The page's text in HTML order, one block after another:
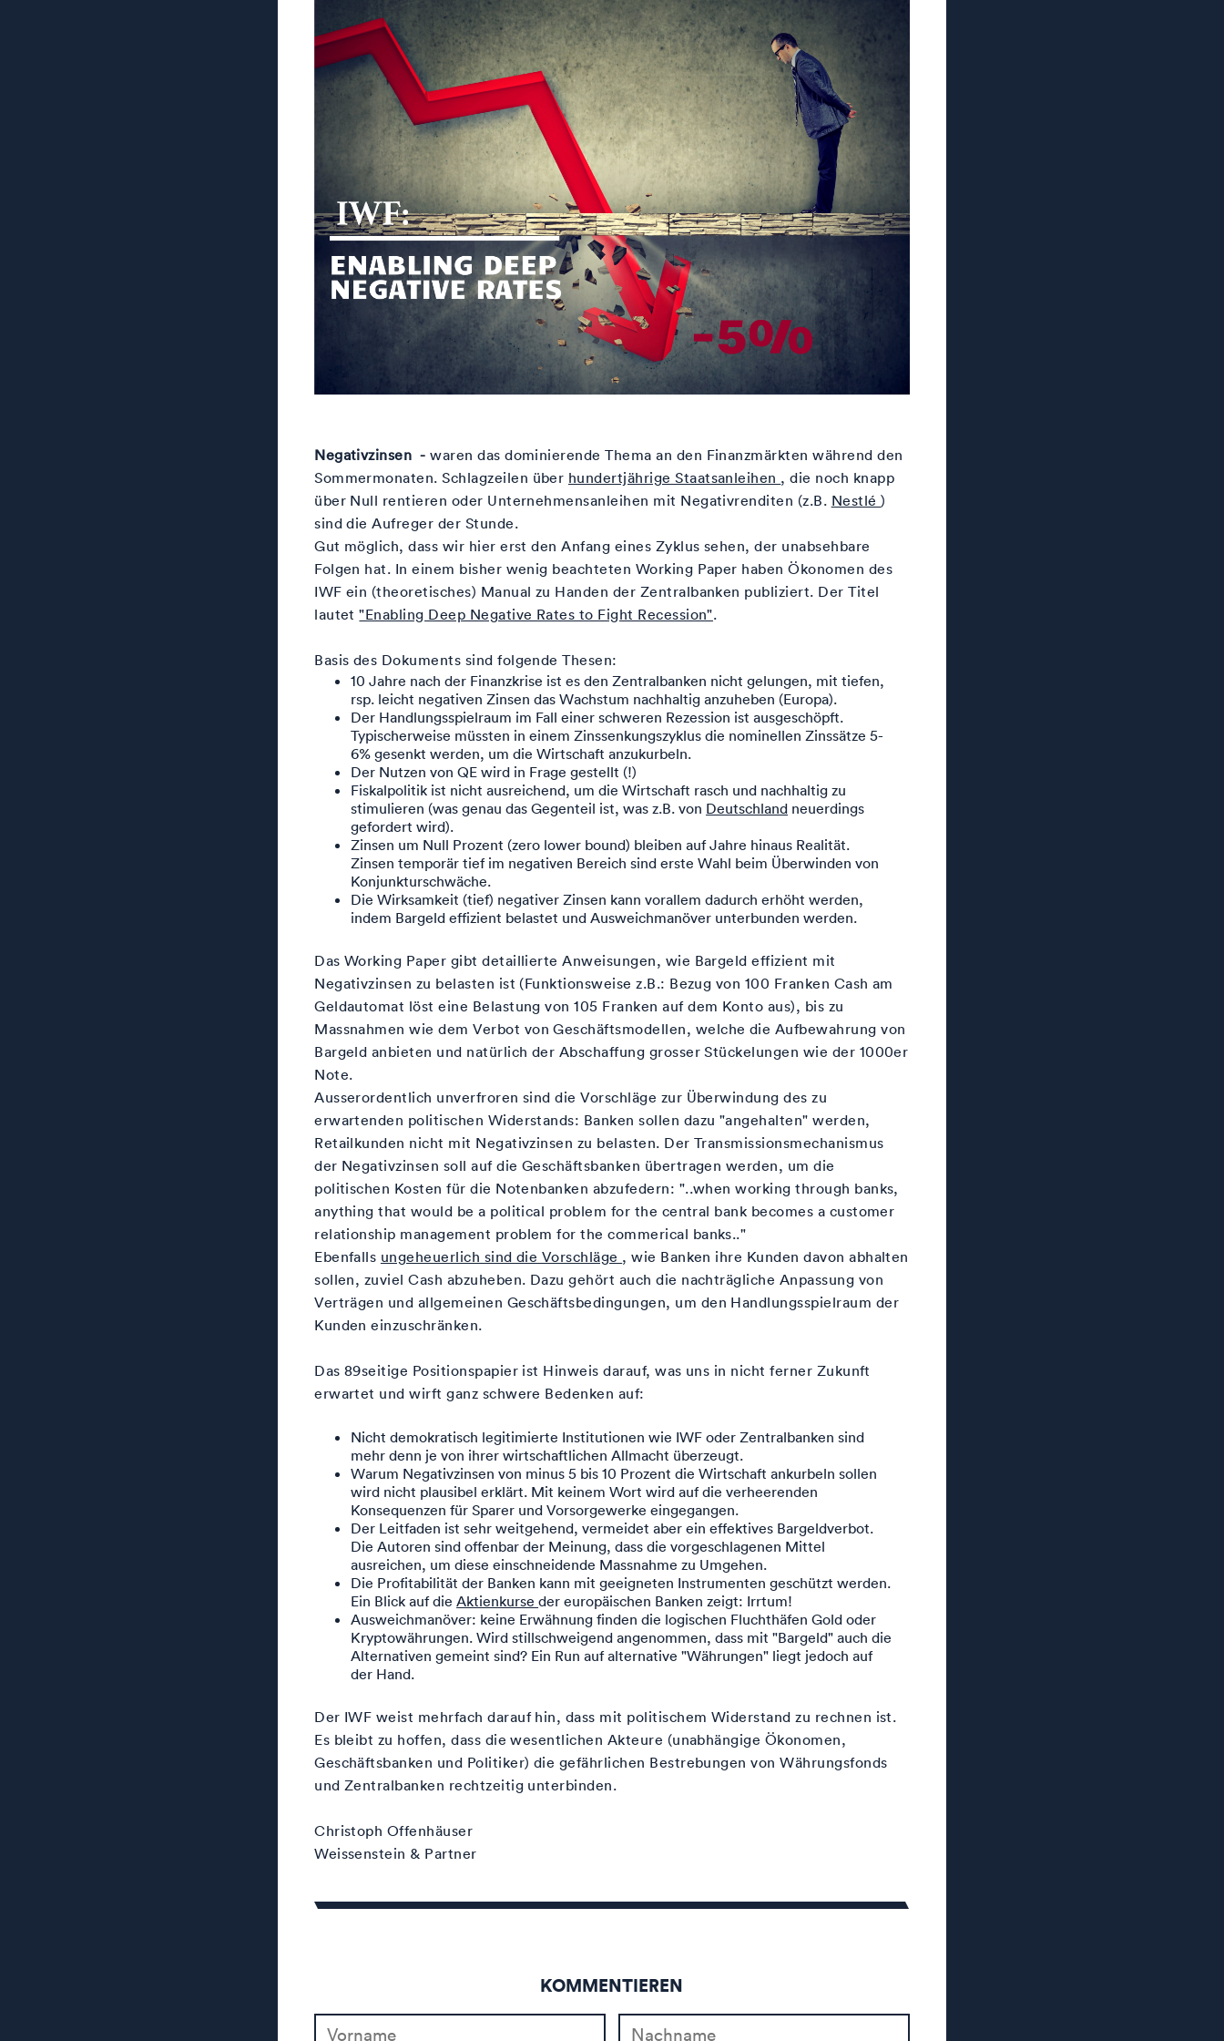
Negativzinsen - waren das dominierende Thema an den Finanzmärkten während den
Sommermonaten. Schlagzeilen über hundertjährige Staatsanleihen , die noch knapp
über Null rentieren oder Unternehmensanleihen mit Negativrenditen (z.B. Nestlé)
sind die Aufreger der Stunde.
Gut möglich, dass wir hier erst den Anfang eines Zyklus sehen, der unabsehbare
Folgen hat. In einem bisher wenig beachteten Working Paper haben Ökonomen des
IWF ein (theoretisches) Manual zu Handen der Zentralbanken publiziert. Der Titel
lautet"Enabling Deep Negative Rates to Fight Recession".
Basis des Dokuments sind folgende Thesen:
10 Jahre nach der Finanzkrise ist es den Zentralbanken nicht gelungen, mit tiefen,
rsp. leicht negativen Zinsen das Wachstum nachhaltig anzuheben (Europa).
Der Handlungsspielraum im Fall einer schweren Rezession ist ausgeschöpft.
Typischerweise müssten in einem Zinssenkungszyklus die nominellen Zinssätze 5-
6% gesenkt werden, um die Wirtschaft anzukurbeln.
Der Nutzen von QE wird in Frage gestellt (!)
Fiskalpolitik ist nicht ausreichend, um die Wirtschaft rasch und nachhaltig zu
stimulieren (was genau das Gegenteil ist, was z.B. von Deutschland neuerdings
gefordert wird).
Zinsen um Null Prozent (zero lower bound) bleiben auf Jahre hinaus Realität.
Zinsen temporär tief im negativen Bereich sind erste Wahl beim Überwinden von
Konjunkturschwäche.
Die Wirksamkeit (tief) negativer Zinsen kann vorallem dadurch erhöht werden,
indem Bargeld effizient belastet und Ausweichmanöver unterbunden werden.
Das Working Paper gibt detaillierte Anweisungen, wie Bargeld effizient mit
Negativzinsen zu belasten ist (Funktionsweise z.B.: Bezug von 100 Franken Cash am
Geldautomat löst eine Belastung von 105 Franken auf dem Konto aus), bis zu
Massnahmen wie dem Verbot von Geschäftsmodellen, welche die Aufbewahrung von
Bargeld anbieten und natürlich der Abschaffung grosser Stückelungen wie der 1000er
Note.
Ausserordentlich unverfroren sind die Vorschläge zur Überwindung des zu
erwartenden politischen Widerstands: Banken sollen dazu "angehalten" werden,
Retailkunden nicht mit Negativzinsen zu belasten. Der Transmissionsmechanismus
der Negativzinsen soll auf die Geschäftsbanken übertragen werden, um die
politischen Kosten für die Notenbanken abzufedern: "..when working through banks,
anything that would be a political problem for the central bank becomes a customer
relationship management problem for the commerical banks.."
Ebenfalls ungeheuerlich sind die Vorschläge , wie Banken ihre Kunden davon abhalten
sollen, zuviel Cash abzuheben. Dazu gehört auch die nachträgliche Anpassung von
Verträgen und allgemeinen Geschäftsbedingungen, um den Handlungsspielraum der
Kunden einzuschränken.
Das 89seitige Positionspapier ist Hinweis darauf, was uns in nicht ferner Zukunft
erwartet und wirft ganz schwere Bedenken auf:
Nicht demokratisch legitimierte Institutionen wie IWF oder Zentralbanken sind
mehr denn je von ihrer wirtschaftlichen Allmacht überzeugt.
Warum Negativzinsen von minus 5 bis 10 Prozent die Wirtschaft ankurbeln sollen
wird nicht plausibel erklärt. Mit keinem Wort wird auf die verheerenden
Konsequenzen für Sparer und Vorsorgewerke eingegangen.
Der Leitfaden ist sehr weitgehend, vermeidet aber ein effektives Bargeldverbot.
Die Autoren sind offenbar der Meinung, dass die vorgeschlagenen Mittel
ausreichen, um diese einschneidende Massnahme zu Umgehen.
Die Profitabilität der Banken kann mit geeigneten Instrumenten geschützt werden.
Ein Blick auf dieAktienkurseder europäischen Banken zeigt: Irrtum!
Ausweichmanöver: keine Erwähnung finden die logischen Fluchthäfen Gold oder
Kryptowährungen. Wird stillschweigend angenommen, dass mit "Bargeld" auch die
Alternativen gemeint sind? Ein Run auf alternative "Währungen" liegt jedoch auf
der Hand.
Der IWF weist mehrfach darauf hin, dass mit politischem Widerstand zu rechnen ist.
Es bleibt zu hoffen, dass die wesentlichen Akteure (unabhängige Ökonomen,
Geschäftsbanken und Politiker) die gefährlichen Bestrebungen von Währungsfonds
und Zentralbanken rechtzeitig unterbinden.
Christoph Offenhäuser
Weissenstein & Partner
KOMMENTIEREN